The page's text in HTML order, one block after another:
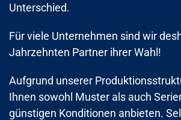
Unterschied.
Für viele Unternehmen sind wir
Jahrzehnten Partner ihrer Wahl!
Aufgrund unserer
Ihnen sowohl Muster als auch
günstigen Konditionen anbieten.